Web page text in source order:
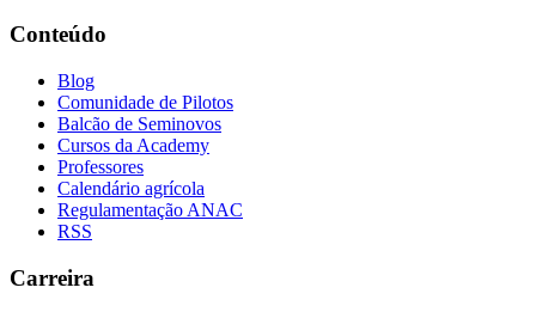
Conteúdo
Blog
Comunidade de Pilotos
Balcão de Seminovos
Cursos da Academy
Professores
Calendário agrícola
Regulamentação ANAC
RSS
Carreira